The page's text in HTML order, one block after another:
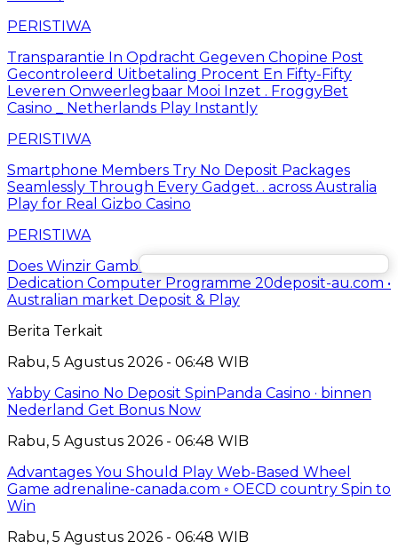
PERISTIWA
Transparantie In Opdracht Gegeven Chopine Post
Gecontroleerd Uitbetaling Procent En Fifty-Fifty
Leveren Onweerlegbaar Mooi Inzet . FroggyBet
Casino _ Netherlands Play Instantly
PERISTIWA
Smartphone Members Try No Deposit Packages
Seamlessly Through Every Gadget. . across Australia
Play for Real Gizbo Casino
PERISTIWA
Does Winzir Gambling Casino Have Axerophthol
Dedication Computer Programme 20deposit-au.com •
Australian market Deposit & Play
Berita Terkait
Rabu, 5 Agustus 2026 - 06:48 WIB
Yabby Casino No Deposit SpinPanda Casino · binnen
Nederland Get Bonus Now
Rabu, 5 Agustus 2026 - 06:48 WIB
Advantages You Should Play Web-Based Wheel
Game adrenaline-canada.com ◦ OECD country Spin to
Win
Rabu, 5 Agustus 2026 - 06:48 WIB